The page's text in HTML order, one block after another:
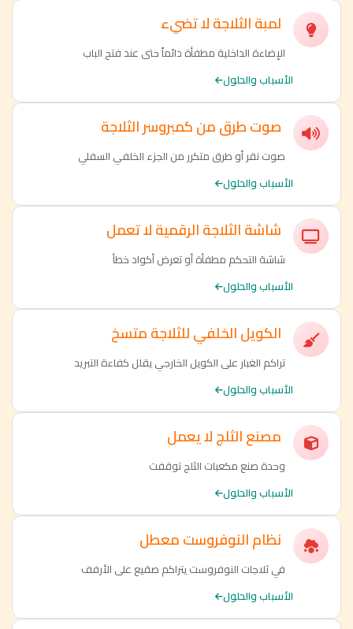
لمبة الثلاجة لا تضيء
الإضاءة الداخلية مطفأة دائماً حتى عند فتح الباب
الأسباب والحلول
صوت طرق من كمبروسر الثلاجة
صوت نقر أو طرق متكرر من الجزء الخلفي السفلي
الأسباب والحلول
شاشة الثلاجة الرقمية لا تعمل
شاشة التحكم مطفأة أو تعرض أكواد خطأ
الأسباب والحلول
الكويل الخلفي للثلاجة متسخ
تراكم الغبار على الكويل الخارجي يقلل كفاءة التبريد
الأسباب والحلول
مصنع الثلج لا يعمل
وحدة صنع مكعبات الثلج توقفت
الأسباب والحلول
نظام النوفروست معطل
في ثلاجات النوفروست يتراكم صقيع على الأرفف
الأسباب والحلول